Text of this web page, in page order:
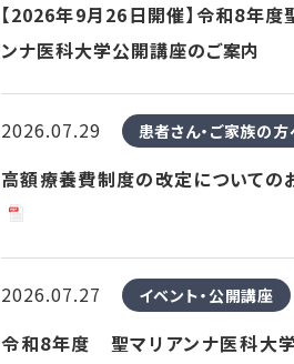
【2026年9月26日開催】令和8年度
ンナ医科大学公開講座のご案内
2026.07.29 患者さん・ご家族の方
高額療養費制度の改定についての
2026.07.27 イベント・公開講座
令和8年度 聖マリアンナ医科大